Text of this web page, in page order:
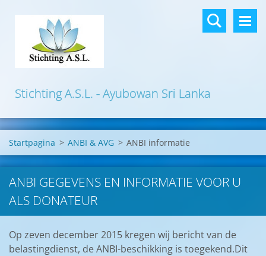
Stichting A.S.L. - Ayubowan Sri Lanka
Startpagina > ANBI & AVG > ANBI informatie
ANBI GEGEVENS EN INFORMATIE VOOR U
ALS DONATEUR
Op zeven december 2015 kregen wij bericht van de
belastingdienst, de ANBI-beschikking is toegekend.Dit